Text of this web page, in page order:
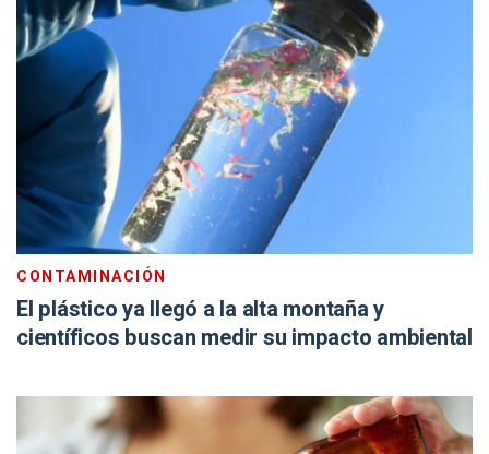
CONTAMINACIÓN
El plástico ya llegó a la alta montaña y
científicos buscan medir su impacto ambiental